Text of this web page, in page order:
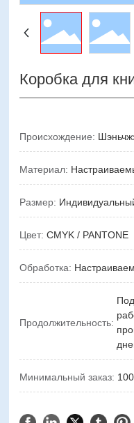
Коробка для
Происхождение:
Материал:
Размер:
Цвет: CMYK / PANTONE
Обработка:
Продолжительность:
Минимальный заказ: